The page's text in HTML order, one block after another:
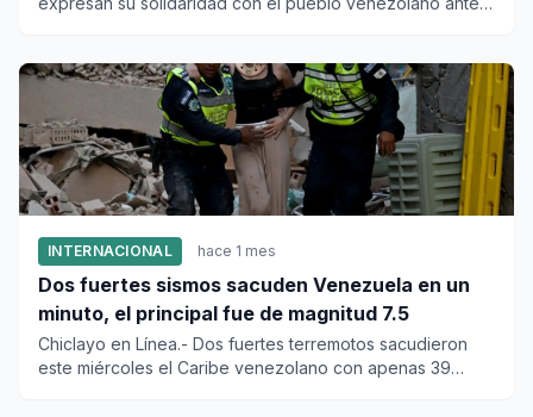
INTERNACIONAL hace 1 mes
Dos fuertes sismos sacuden Venezuela en un
minuto, el principal fue de magnitud 7.5
Chiclayo en Línea.- Dos fuertes terremotos sacudieron
este miércoles el Caribe venezolano con apenas 39